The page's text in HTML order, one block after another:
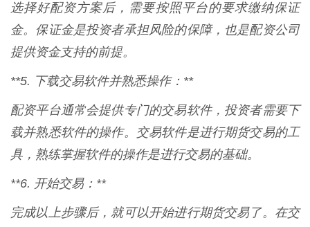
选择好配资方案后，需要按照平台的要求缴纳保证
金。保证金是投资者承担风险的保障，也是配资公司
提供资金支持的前提。
**5. 下载交易软件并熟悉操作：**
配资平台通常会提供专门的交易软件，投资者需要下
载并熟悉软件的操作。交易软件是进行期货交易的工
具，熟练掌握软件的操作是进行交易的基础。
**6. 开始交易：**
完成以上步骤后，就可以开始进行期货交易了。在交